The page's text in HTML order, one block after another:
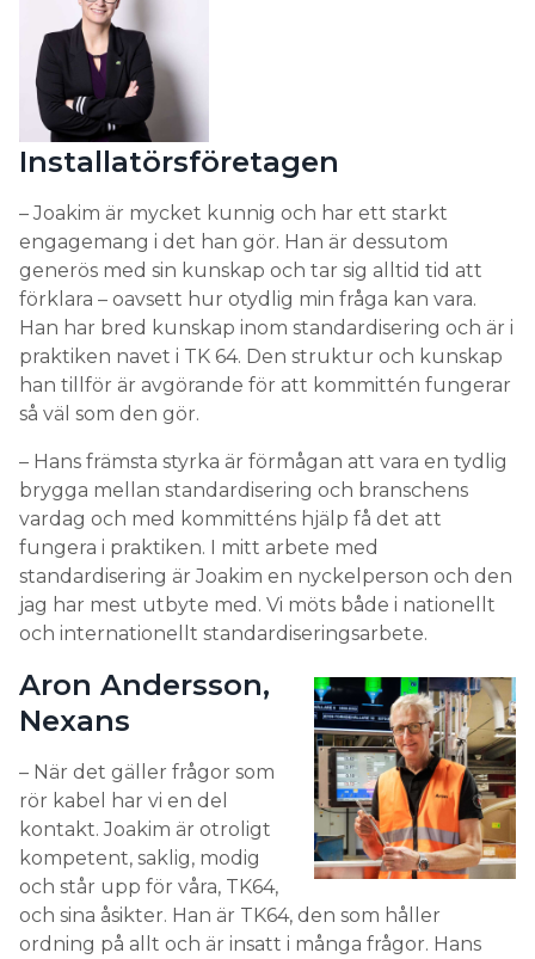
Installatörsföretagen
– Joakim är mycket kunnig och har ett starkt
engagemang i det han gör. Han är dessutom
generös med sin kunskap och tar sig alltid tid att
förklara – oavsett hur otydlig min fråga kan vara.
Han har bred kunskap inom standardisering och är i
praktiken navet i TK 64. Den struktur och kunskap
han tillför är avgörande för att kommittén fungerar
så väl som den gör.
– Hans främsta styrka är förmågan att vara en tydlig
brygga mellan standardisering och branschens
vardag och med kommitténs hjälp få det att
fungera i praktiken. I mitt arbete med
standardisering är Joakim en nyckelperson och den
jag har mest utbyte med. Vi möts både i nationellt
och internationellt standardiseringsarbete.
Aron Andersson,
Nexans
– När det gäller frågor som
rör kabel har vi en del
kontakt. Joakim är otroligt
kompetent, saklig, modig
och står upp för våra, TK64,
och sina åsikter. Han är TK64, den som håller
ordning på allt och är insatt i många frågor. Hans